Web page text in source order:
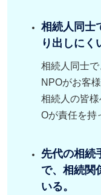
相続人同士
り出しにく
相続人同士
NPOがお客
相続人の皆
Oが責任を持
先代の相続
で、相続関
いる。